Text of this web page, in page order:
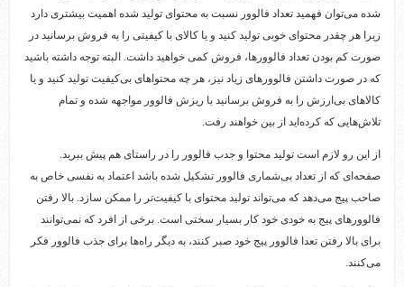
شده می‌توان فهمید تعداد فالوور نسبت به محتوای تولید شده اهمیت بیشتری دارد
زیرا هر چقدر محتوای خوبی تولید کنید و یا کالای با کیفیتی را به فروش برسانید در
صورت کم بودن تعداد فالوورها، فروش کمی خواهید داشت. البته توجه داشته باشید
که در صورت داشتن فالوورهای زیاد نیز، هر چه محتواهای بی‌کیفیت تولید کنید و یا
کالاهای بی‌ارزش را به فروش برسانید با ریزش فالوور مواجهه شده و تمام
تلاش‌هایی که کرده‌اید از بین خواهند رفت.
از این رو لازم است تولید محتوا و جدب فالوور را در راستای هم پیش ببرید.
صفحه‌ای که از تعداد بی‌شماری فالوور تشکیل شده باشد اعتماد به نفسی خاص به
صاحب پیج می‌دهد که می‌تواند تولید محتوای با کیفیت‌تر را ممکن سازد. بالا رفتن
فالوورهای پیج به خودی خود کار بسیار سختی است. برخی از افرد که نمی‌توانند
برای بالا رفتن تعدا فالوور پیج خود صبر کنند، به دیگر راه‌ها برای جذب فالوور فکر
می‌کنند.